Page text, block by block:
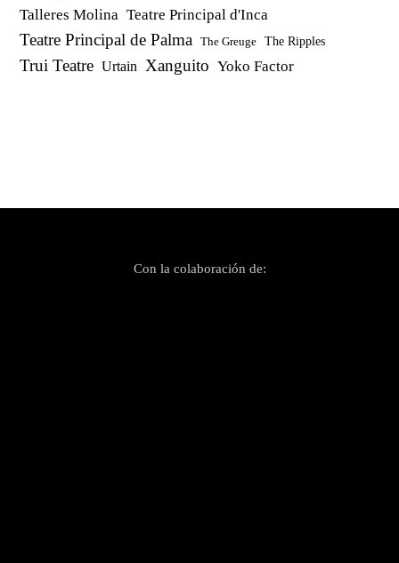
Talleres Molina Teatre Principal d'Inca
Teatre Principal de Palma The Greuge The Ripples
Trui Teatre Urtain Xanguito Yoko Factor
Con la colaboración de: